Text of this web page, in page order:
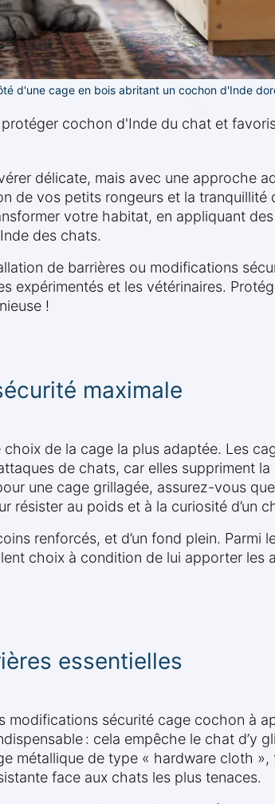
d'une cage en bois abritant un cochon d'Inde
cochon d'Inde du chat et
délicate, mais avec une approche
de vos petits rongeurs et la
votre habitat, en appliquant
des chats.
de barrières ou modifications
expérimentés et les vétérinaires.
!
maximale
de la cage la plus adaptée. Les
de chats, car elles suppriment
une cage grillagée, assurez-vous
résister au poids et à la curiosité d’un
renforcés, et d’un fond plein.
choix à condition de lui apporter les
essentielles
modifications sécurité cage cochon à
: cela empêche le chat d’y
métallique de type « hardware cloth »,
face aux chats les plus tenaces.